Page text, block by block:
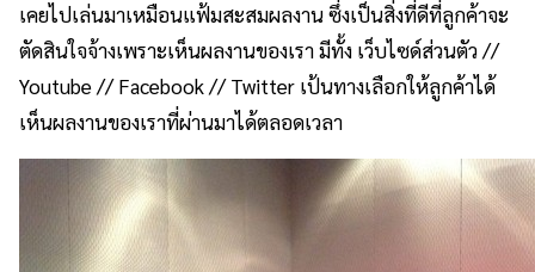
เคยไปเล่นมาเหมือนแฟ้มสะสมผลงาน ซึ่งเป็นสิ่งที่ดีที่ลูกค้าจะ
ตัดสินใจจ้างเพราะเห็นผลงานของเรา มีทั้ง เว็บไซด์ส่วนตัว //
Youtube // Facebook // Twitter เป้นทางเลือกให้ลูกค้าได้
เห็นผลงานของเราที่ผ่านมาได้ตลอดเวลา